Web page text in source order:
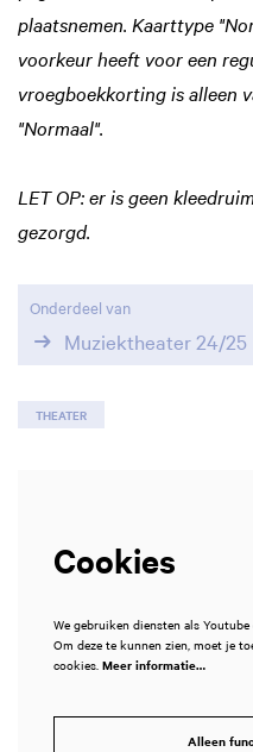
plaatsnemen. Kaarttype
voorkeur heeft voor een
vroegboekkorting is alleen
"Normaal".
LET OP: er is geen
gezorgd.
Onderdeel van
Muziektheater 24/25
THEATER
Cookies
We gebruiken diensten als
Om deze te kunnen zien, moet je
cookies. Meer informatie…
Alleen